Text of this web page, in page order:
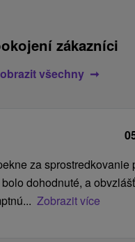
zákazníci
všechny
za sprostredkovanie
dohodnuté, a
Zobrazit více